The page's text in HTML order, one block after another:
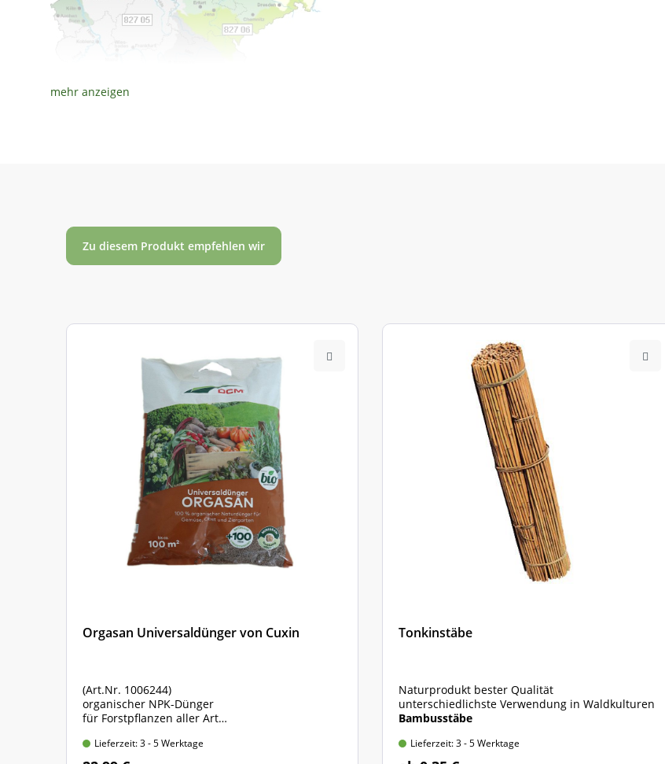
827 01Nordsee-Küstenraum und Rheinisch-Westfälische Bucht
Westdeutsches Bergland und Oberrheingraben
Thüringisch-Sächsisch-Nordostbayerische Mittelgebirge
Bayerischer und Oberpfälzer Wald
Schwarzwald und Albtrauf
Schwäbisch-Fränkischer Wald
827 11 Alpen und Alpenvorland, submontane Stufe
Zu diesem Produkt empfehlen wir
Orgasan Universaldünger von Cuxin
(Art.Nr. 1006244)
organischer NPK-Dünger
für Forstpflanzen aller Art
Lieferzeit: 3 - 5 Werktage
Tonkinstäbe
Naturprodukt bester Qualität
unterschiedlichste Verwendung in Waldkulturen
Bambusstäbe
Lieferzeit: 3 - 5 Werktage